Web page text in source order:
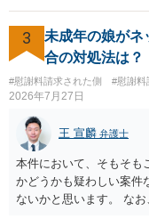
困難 仮に裁判で敗訴し
か。 ⇒判決となり敗訴し
の財産を差し押さえら
すが、 和解であれば柔
いにより支払うことも十
は120万円のみ和解交渉
識を前提にすれば、１
れるため、 120万円のみ
ます。
するデメリットはありま
反対にご自身が、裁判
に働く可能性は有り得
が弁護士に依頼してい
稀であると思います。
ことが多いというの
減額を進めるうえでの
婚しないことは、交渉材
ださい。 また、相手夫
相手女性が結婚してい
が、 ケースバイケース
できるかはよくお考
3
未成年の娘がネ
合の対処法は？
#慰謝料請求された側 #慰謝料
2026年7月27日
王 宣麟 弁護士
本件において、そもそも
かどうかも疑わしい案件
ないかと思います。 な